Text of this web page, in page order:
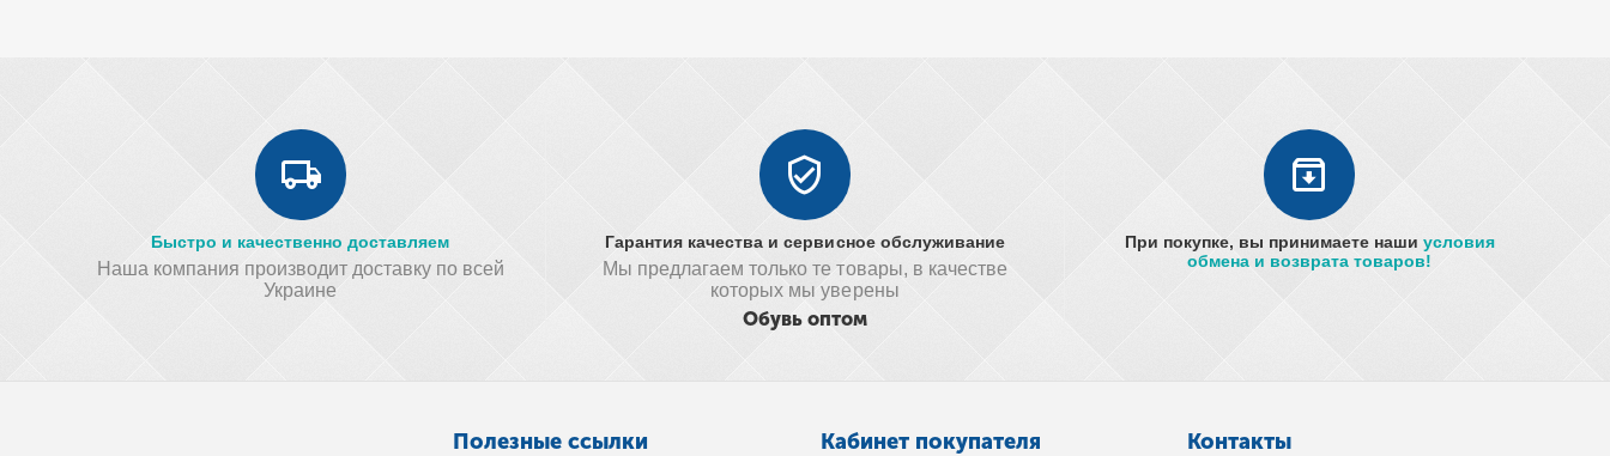
Быстро и качественно доставляем
Наша компания производит доставку по всей
Украине
Гарантия качества и сервисное обслуживание
Мы предлагаем только те товары, в качестве
которых мы уверены
Обувь оптом
При покупке, вы принимаете наши условия
обмена и возврата товаров!
Полезные ссылки Кабинет покупателя Контакты